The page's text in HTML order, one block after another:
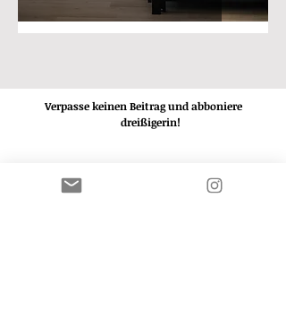
Verpasse keinen Beitrag und abboniere
dreißigerin!